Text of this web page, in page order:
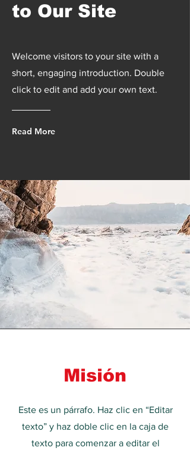
to Our Site
Welcome visitors to your site with a
short, engaging introduction. Double
click to edit and add your own text.
Read More
Misión
Este es un párrafo. Haz clic en “Editar
texto” y haz doble clic en la caja de
texto para comenzar a editar el